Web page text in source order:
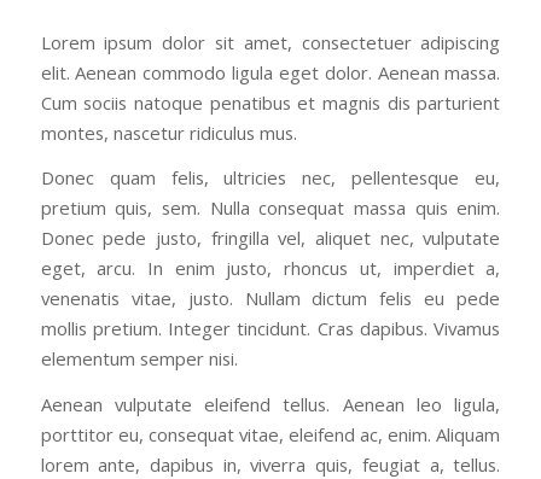
Lorem ipsum dolor sit amet, consectetuer adipiscing
elit. Aenean commodo ligula eget dolor. Aenean massa.
Cum sociis natoque penatibus et magnis dis parturient
montes, nascetur ridiculus mus.
Donec quam felis, ultricies nec, pellentesque eu,
pretium quis, sem. Nulla consequat massa quis enim.
Donec pede justo, fringilla vel, aliquet nec, vulputate
eget, arcu. In enim justo, rhoncus ut, imperdiet a,
venenatis vitae, justo. Nullam dictum felis eu pede
mollis pretium. Integer tincidunt. Cras dapibus. Vivamus
elementum semper nisi.
Aenean vulputate eleifend tellus. Aenean leo ligula,
porttitor eu, consequat vitae, eleifend ac, enim. Aliquam
lorem ante, dapibus in, viverra quis, feugiat a, tellus.